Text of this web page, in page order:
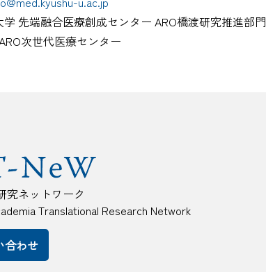
学 先端融合医療創成センター ARO橋渡研究推進部門
次世代医療センター
究ネットワーク
Translational Research Network
合わせ